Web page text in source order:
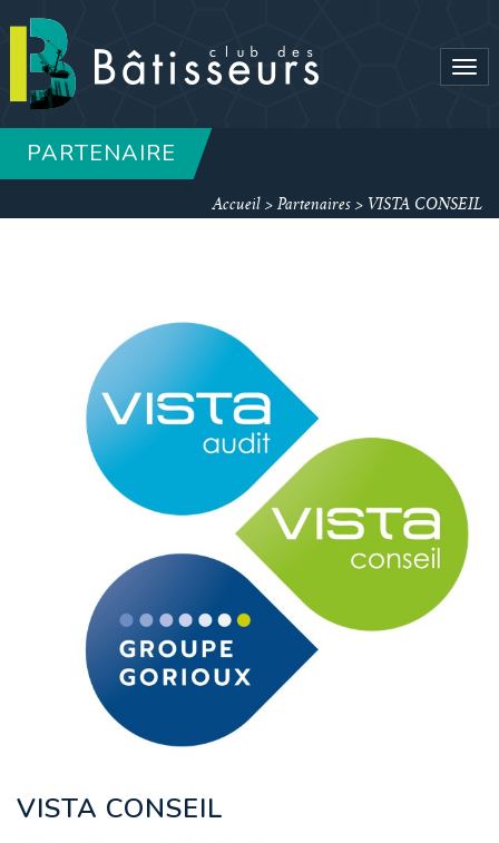
PARTENAIRE
Accueil > Partenaires > VISTA CONSEIL
VISTA CONSEIL